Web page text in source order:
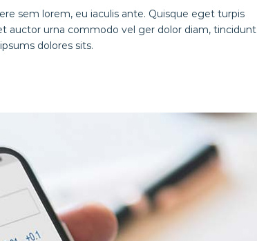
sem lorem, eu iaculis ante. Quisque eget turpis
auctor urna commodo vel ger dolor diam, tincidunt
dolores sits.